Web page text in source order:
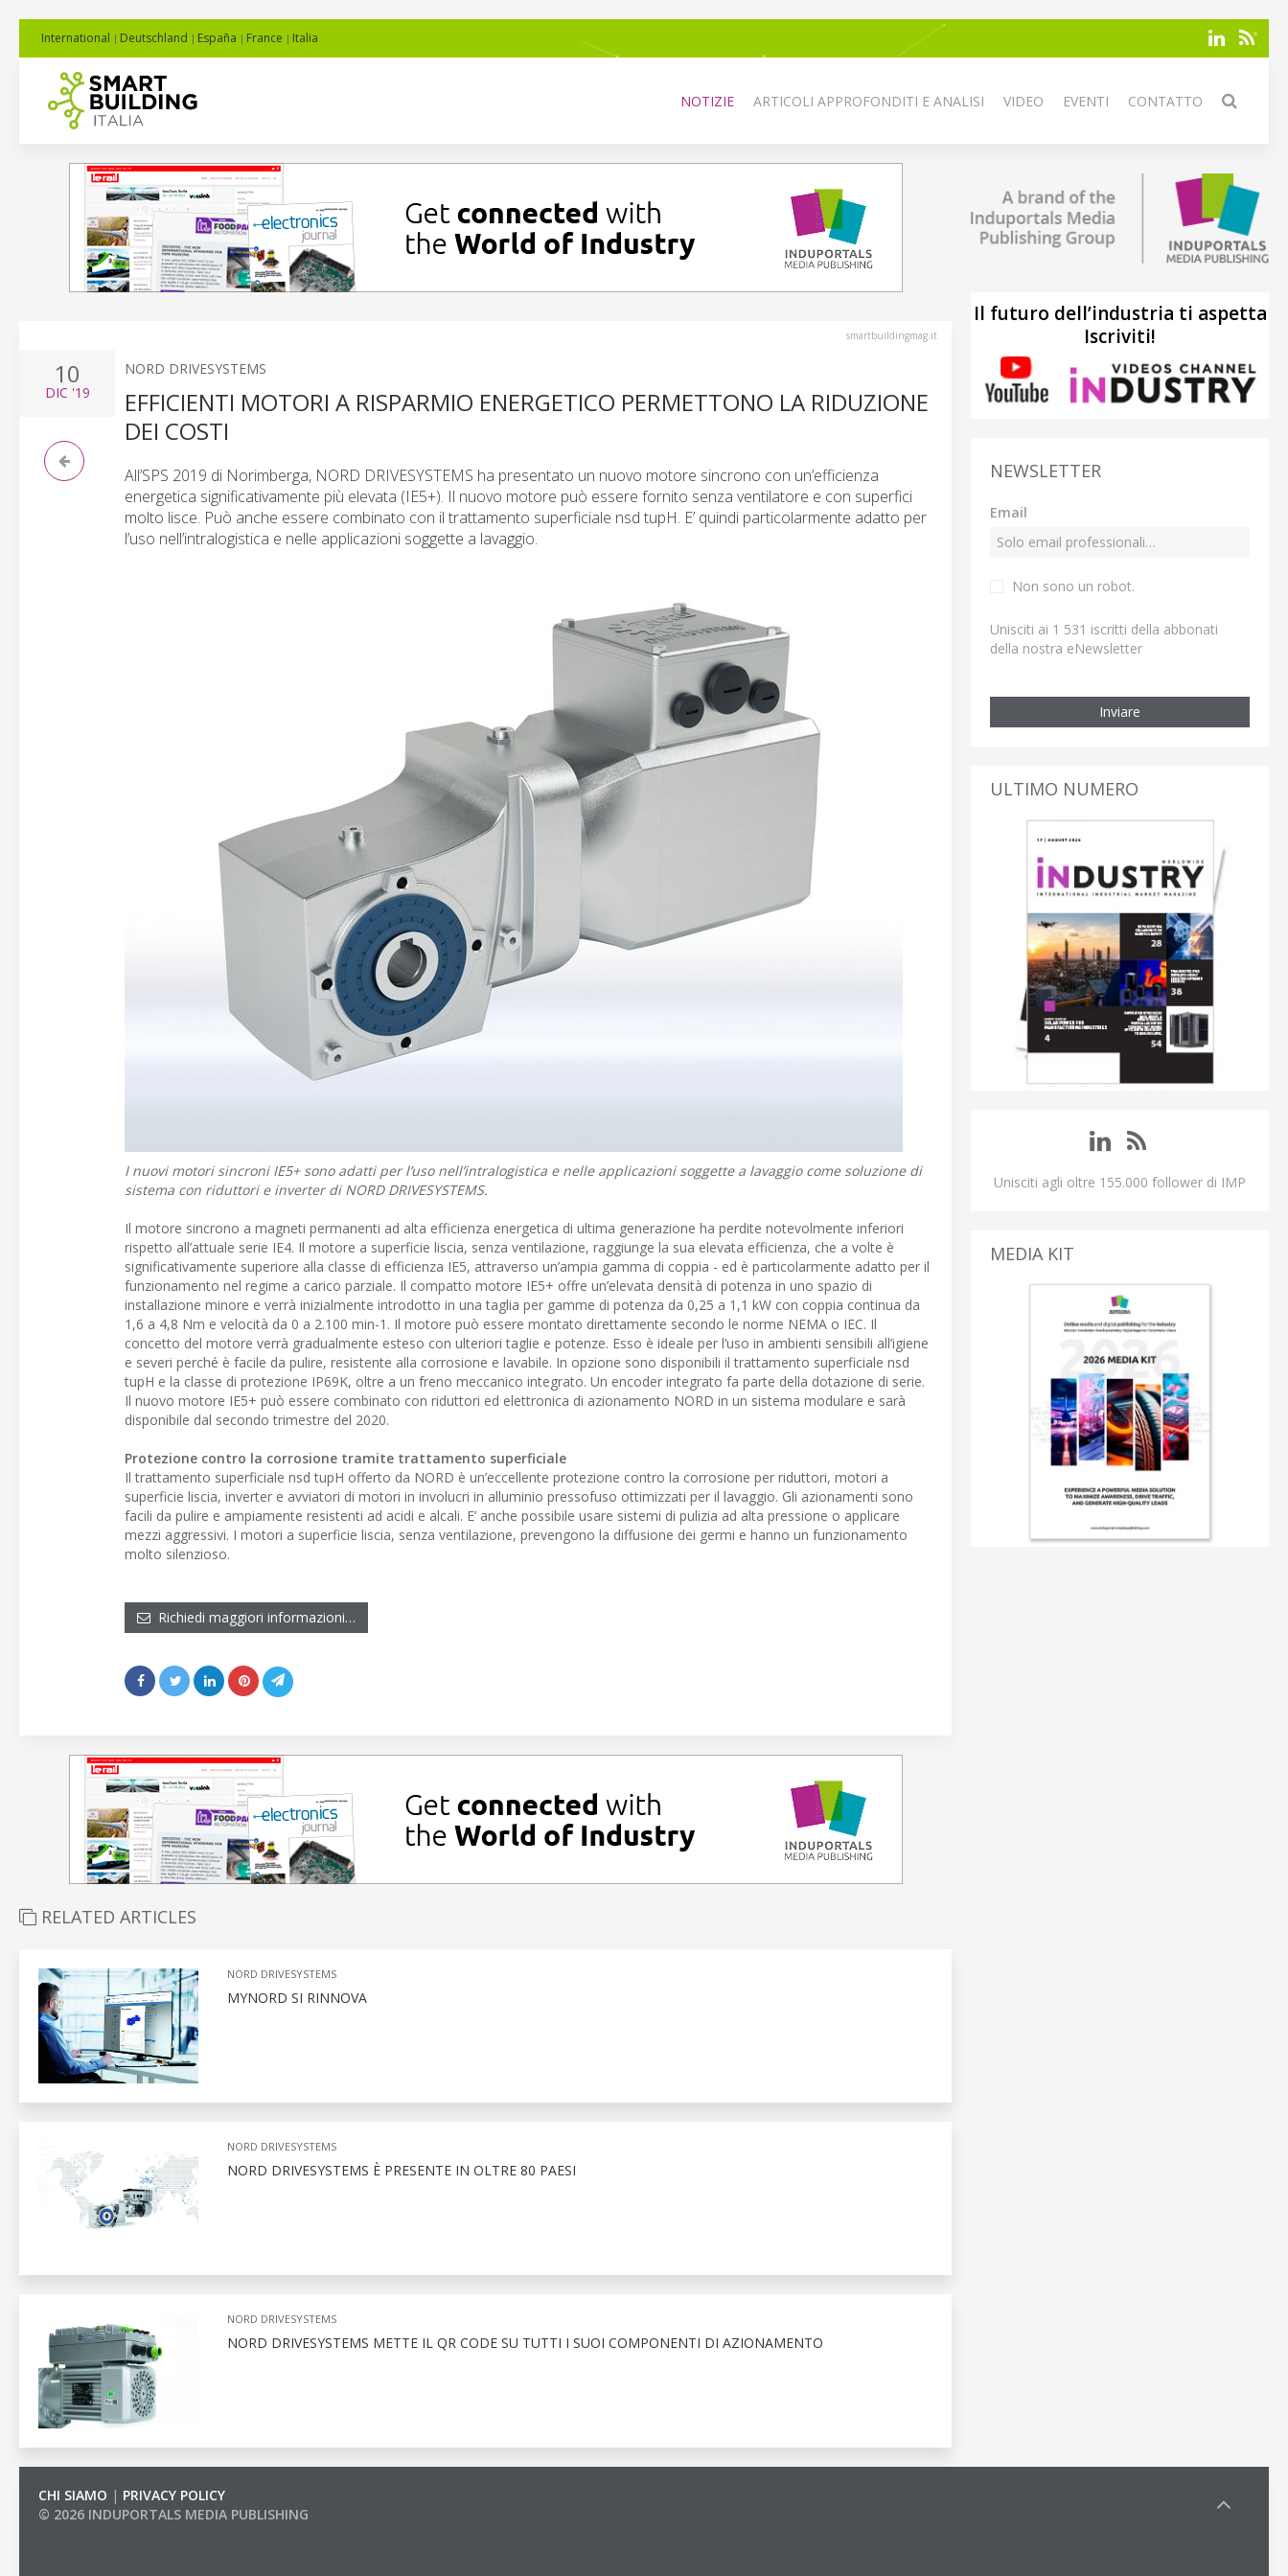
International Deutschland España France Italia
NOTIZIE ARTICOLI APPROFONDITI E ANALISI VIDEO EVENTI CONTATTO
smartbuildingmag.it
10
DIC '19
NORD DRIVESYSTEMS
EFFICIENTI MOTORI A RISPARMIO ENERGETICO PERMETTONO LA RIDUZIONE
DEI COSTI
All’SPS 2019 di Norimberga, NORD DRIVESYSTEMS ha presentato un nuovo motore sincrono con un’efficienza
energetica significativamente più elevata (IE5+). Il nuovo motore può essere fornito senza ventilatore e con superfici
molto lisce. Può anche essere combinato con il trattamento superficiale nsd tupH. E’ quindi particolarmente adatto per
l’uso nell’intralogistica e nelle applicazioni soggette a lavaggio.
I nuovi motori sincroni IE5+ sono adatti per l’uso nell’intralogistica e nelle applicazioni soggette a lavaggio come soluzione di
sistema con riduttori e inverter di NORD DRIVESYSTEMS.
Il motore sincrono a magneti permanenti ad alta efficienza energetica di ultima generazione ha perdite notevolmente inferiori
rispetto all’attuale serie IE4. Il motore a superficie liscia, senza ventilazione, raggiunge la sua elevata efficienza, che a volte è
significativamente superiore alla classe di efficienza IE5, attraverso un’ampia gamma di coppia - ed è particolarmente adatto per il
funzionamento nel regime a carico parziale. Il compatto motore IE5+ offre un’elevata densità di potenza in uno spazio di
installazione minore e verrà inizialmente introdotto in una taglia per gamme di potenza da 0,25 a 1,1 kW con coppia continua da
1,6 a 4,8 Nm e velocità da 0 a 2.100 min-1. Il motore può essere montato direttamente secondo le norme NEMA o IEC. Il
concetto del motore verrà gradualmente esteso con ulteriori taglie e potenze. Esso è ideale per l’uso in ambienti sensibili all’igiene
e severi perché è facile da pulire, resistente alla corrosione e lavabile. In opzione sono disponibili il trattamento superficiale nsd
tupH e la classe di protezione IP69K, oltre a un freno meccanico integrato. Un encoder integrato fa parte della dotazione di serie.
Il nuovo motore IE5+ può essere combinato con riduttori ed elettronica di azionamento NORD in un sistema modulare e sarà
disponibile dal secondo trimestre del 2020.
Protezione contro la corrosione tramite trattamento superficiale
Il trattamento superficiale nsd tupH offerto da NORD è un’eccellente protezione contro la corrosione per riduttori, motori a
superficie liscia, inverter e avviatori di motori in involucri in alluminio pressofuso ottimizzati per il lavaggio. Gli azionamenti sono
facili da pulire e ampiamente resistenti ad acidi e alcali. E’ anche possibile usare sistemi di pulizia ad alta pressione o applicare
mezzi aggressivi. I motori a superficie liscia, senza ventilazione, prevengono la diffusione dei germi e hanno un funzionamento
molto silenzioso.
Richiedi maggiori informazioni…
RELATED ARTICLES
NORD DRIVESYSTEMS
MYNORD SI RINNOVA
NORD DRIVESYSTEMS
NORD DRIVESYSTEMS È PRESENTE IN OLTRE 80 PAESI
NORD DRIVESYSTEMS
NORD DRIVESYSTEMS METTE IL QR CODE SU TUTTI I SUOI COMPONENTI DI AZIONAMENTO
Il futuro dell’industria ti aspetta
Iscriviti!
NEWSLETTER
Email
Non sono un robot.
Unisciti ai 1 531 iscritti della abbonati
della nostra eNewsletter
Inviare
ULTIMO NUMERO
Unisciti agli oltre 155.000 follower di IMP
MEDIA KIT
CHI SIAMO | PRIVACY POLICY
© 2026 INDUPORTALS MEDIA PUBLISHING